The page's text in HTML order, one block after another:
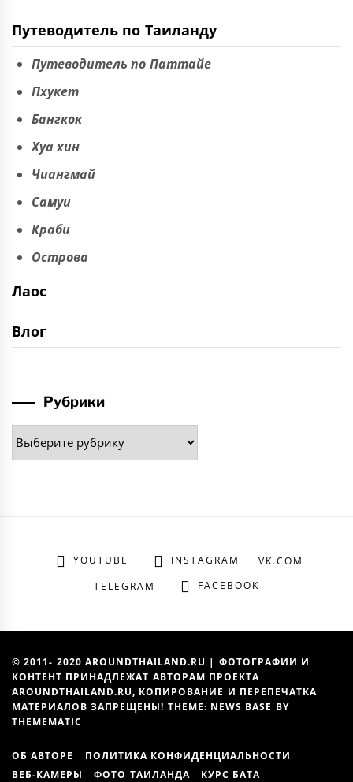
Путеводитель по Таиланду
Путеводитель по Паттайе
Пхукет
Бангкок
Хуа хин
Чиангмай
Самуи
Краби
Острова
Лаос
Влог
Рубрики
Рубрики
YOUTUBE INSTAGRAM
VK.COM
TELEGRAM
FACEBOOK
© 2011- 2020 AROUNDTHAILAND.RU | ФОТОГРАФИИ И
КОНТЕНТ ПРИНАДЛЕЖАТ АВТОРАМ ПРОЕКТА
AROUNDTHAILAND.RU, КОПИРОВАНИЕ И ПЕРЕПЕЧАТКА
МАТЕРИАЛОВ ЗАПРЕЩЕНЫ! THEME: NEWS BASE BY
THEMEMATIC
ОБ АВТОРЕ
ПОЛИТИКА КОНФИДЕНЦИАЛЬНОСТИ
ВЕБ-КАМЕРЫ
ФОТО ТАИЛАНДА КУРС БАТА